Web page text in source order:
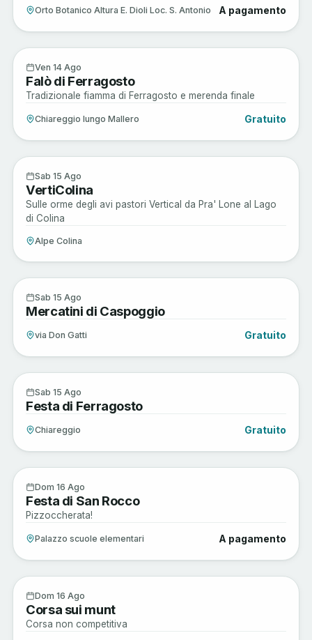
Orto Botanico Altura E. Dioli Loc. S. Antonio A pagamento
Musica e Spettacoli
Ven 14 Ago
Falò di Ferragosto
Tradizionale fiamma di Ferragosto e merenda finale
Chiareggio lungo Mallero Gratuito
Active
Sab 15 Ago
VertiColina
Sulle orme degli avi pastori Vertical da Pra' Lone al Lago
di Colina
Alpe Colina
Arte e Cultura
Sab 15 Ago
Mercatini di Caspoggio
via Don Gatti Gratuito
Enogastronomia
Sab 15 Ago
Festa di Ferragosto
Chiareggio Gratuito
Enogastronomia
Dom 16 Ago
Festa di San Rocco
Pizzoccherata!
Palazzo scuole elementari A pagamento
Enogastronomia
Dom 16 Ago
Corsa sui munt
Corsa non competitiva